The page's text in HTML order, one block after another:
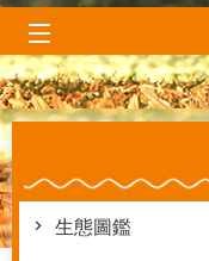
:::
生態圖鑑